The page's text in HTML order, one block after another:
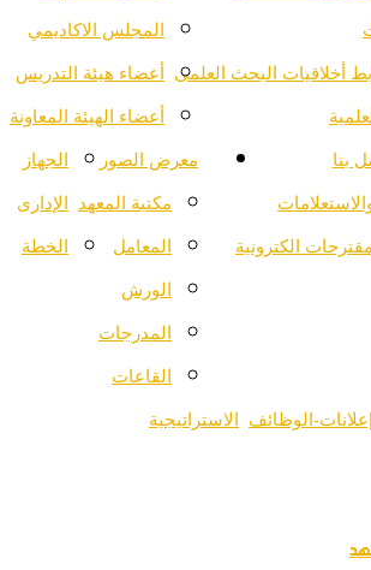
أخلاقيات البحث العلمى
بنا
الكترونية
معرض الصور
مكتبة المعهد
المعامل
الورش
المدرجات
القاعات
إعلانات-الوظائف
المجلس الاكاديمي
أعضاء هيئة التدريس
أعضاء الهيئة المعاونة
الجهاز
الإدارى
الخطة
الاستراتيجية